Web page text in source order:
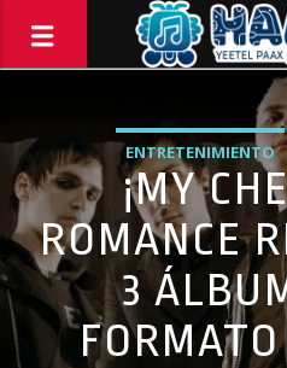
ENTRETENIMIENTO
¡MY
ROMANCE
3